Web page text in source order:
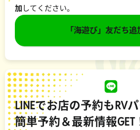
加 してください。
「海遊び」友だち追
LINEでお店の予約もRV
簡単予約＆最新情報GET